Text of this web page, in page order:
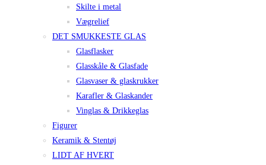
Skilte i metal
Vægrelief
DET SMUKKESTE GLAS
Glasflasker
Glasskåle & Glasfade
Glasvaser & glaskrukker
Karafler & Glaskander
Vinglas & Drikkeglas
Figurer
Keramik & Stentøj
LIDT AF HVERT